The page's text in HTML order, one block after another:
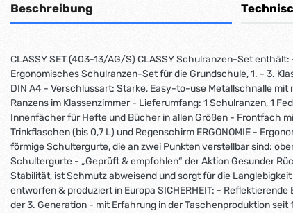
Beschreibung
CLASSY SET (403-13/AG/S) CLASSY Schulranzen-Set
Ergonomisches Schulranzen-Set für die Grundschule, 1. - 3.
DIN A4 - Verschlussart: Starke, Easy-to-use Metallschnalle
Ranzens im Klassenzimmer - Lieferumfang: 1 Schulranzen, 1
Innenfächer für Hefte und Bücher in allen Größen - Frontfach
Trinkflaschen (bis 0,7 L) und Regenschirm ERGONOMIE -
förmige Schultergurte, die an zwei Punkten verstellbar sind:
Schultergurte - „Geprüft & empfohlen“ der Aktion Gesunder
Stabilität, ist Schmutz abweisend und sorgt für die
entworfen & produziert in Europa SICHERHEIT: -
der 3. Generation - mit Erfahrung in der Taschenproduktion